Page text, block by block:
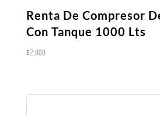
Renta De Compresor
Con Tanque 1000 Lts
$2,000